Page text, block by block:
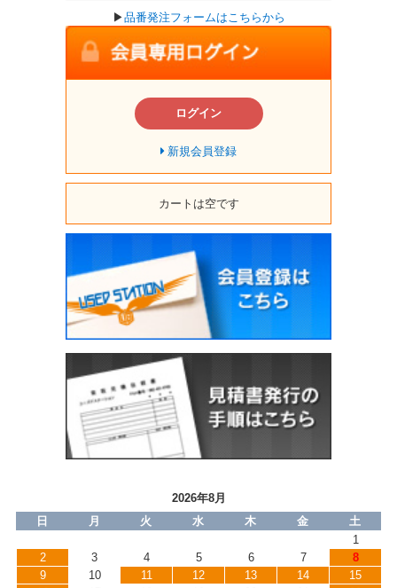
▶品番発注フォームはこちらから
ログイン
新規会員登録
カートは空です
2026年8月
日
月 火 水 木 金
土
1
2
3 4 5 6 7
8
9
10 11 12 13 14
15